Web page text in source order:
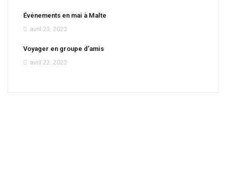
Événements en mai à Malte
avril 23, 2023
Voyager en groupe d’amis
avril 22, 2023